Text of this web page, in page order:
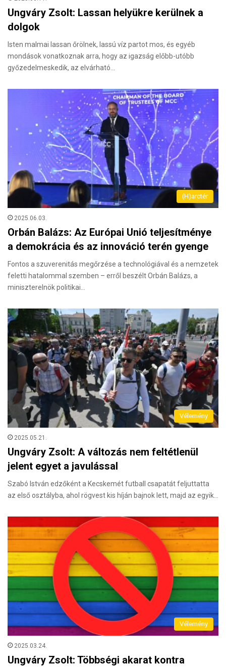
Ungváry Zsolt: Lassan helyükre kerülnek a
dolgok
Isten malmai lassan őrölnek, lassú víz partot mos, és egyéb
mondások vonatkoznak arra, hogy az igazság előbb-utóbb
győzedelmeskedik, az elvárható…
(H)arctér
2025.06.03.
Orbán Balázs: Az Európai Unió teljesítménye
a demokrácia és az innováció terén gyenge
Fontos a szuverenitás megőrzése a technológiával és a nemzetek
feletti hatalommal szemben – erről beszélt Orbán Balázs, a
miniszterelnök politikai…
Vélemény
2025.05.21.
Ungváry Zsolt: A változás nem feltétlenül
jelent egyet a javulással
Szabó István edzőként a Kecskemét futball csapatát feljuttatta
az első osztályba, ahol rögvest kis híján bajnok lett, majd az egyik…
Vélemény
2025.03.24.
Ungváry Zsolt: Többségi akarat kontra